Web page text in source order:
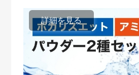
詳細を見る